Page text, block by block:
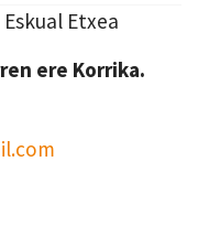
Etxea
ere Korrika.